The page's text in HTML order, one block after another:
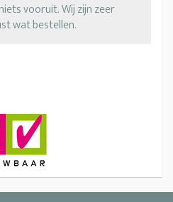
vooruit. Wij zijn zeer
wat bestellen.